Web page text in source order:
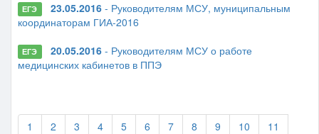
ЕГЭ 23.05.2016- Руководителям МСУ, муниципальным
координаторам ГИА-2016
ЕГЭ 20.05.2016- Руководителям МСУ о работе
медицинских кабинетов в ППЭ
1 2 3 4 5 6 7 8 9 10
11